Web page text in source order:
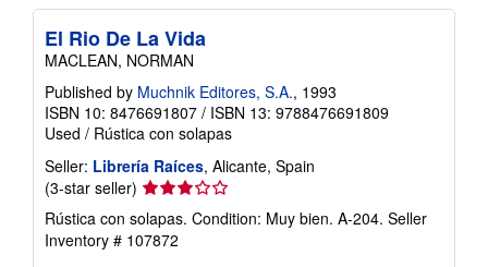
El Rio De La Vida
MACLEAN, NORMAN
Published by Muchnik Editores, S.A., 1993
ISBN 10: 8476691807 / ISBN 13: 9788476691809
Used / Rústica con solapas
Seller: Librería Raíces, Alicante, Spain
(3-star seller) Seller
rating
3
out
Rústica con solapas. Condition: Muy bien. A-204. Seller
Inventory # 107872